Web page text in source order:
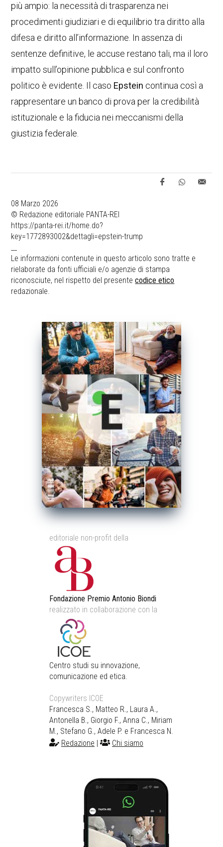
più ampio: la necessità di trasparenza nei
procedimenti giudiziari e di equilibrio tra diritto alla
difesa e diritto all’informazione. In assenza di
sentenze definitive, le accuse restano tali, ma il loro
impatto sull’opinione pubblica e sul confronto
politico è evidente. Il caso Epstein continua così a
rappresentare un banco di prova per la credibilità
istituzionale e la fiducia nei meccanismi della
giustizia federale.
08 Marzo 2026
© Redazione editoriale PANTA-REI
https://panta-rei.it/home.do?
key=1772893002&dettagli=epstein-trump
Le informazioni contenute in questo articolo sono tratte e
rielaborate da fonti ufficiali e/o agenzie di stampa
riconosciute, nel rispetto del presentecodice etico
redazionale.
editoriale non-profit della
Fondazione Premio Antonio Biondi
realizzato in collaborazione con la
Centro studi su innovazione,
comunicazione ed etica.
Copywriters ICOE
Francesca S., Matteo R., Laura A.,
Antonella B., Giorgio F., Anna C., Miriam
M., Stefano G., Adele P. e Francesca N.
Redazione
Chi siamo